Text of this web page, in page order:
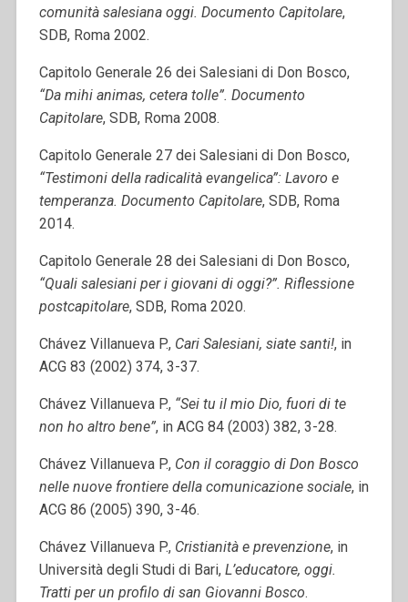
comunità salesiana oggi. Documento Capitolare,
SDB, Roma 2002.
Capitolo Generale 26 dei Salesiani di Don Bosco,
“Da mihi animas, cetera tolle”. Documento
Capitolare, SDB, Roma 2008.
Capitolo Generale 27 dei Salesiani di Don Bosco,
“Testimoni della radicalità evangelica”: Lavoro e
temperanza. Documento Capitolare, SDB, Roma
2014.
Capitolo Generale 28 dei Salesiani di Don Bosco,
“Quali salesiani per i giovani di oggi?”. Riflessione
postcapitolare, SDB, Roma 2020.
Chávez Villanueva P., Cari Salesiani, siate santi!, in
ACG 83 (2002) 374, 3-37.
Chávez Villanueva P., “Sei tu il mio Dio, fuori di te
non ho altro bene”, in ACG 84 (2003) 382, 3-28.
Chávez Villanueva P., Con il coraggio di Don Bosco
nelle nuove frontiere della comunicazione sociale, in
ACG 86 (2005) 390, 3-46.
Chávez Villanueva P., Cristianità e prevenzione, in
Università degli Studi di Bari, L’educatore, oggi.
Tratti per un profilo di san Giovanni Bosco.